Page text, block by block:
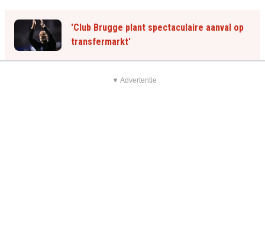
'Club Brugge plant spectaculaire aanval op
transfermarkt'
▼ Advertentie